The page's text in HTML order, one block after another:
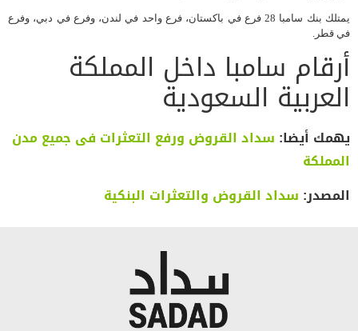
يمتلك بنك سامبا 28 فرع في باكستان، فرع واحد في لندن، وفرع في دبي، وفرع
في قطر.
أرقام سامبا داخل المملكة
العربية السعودية
يهمك أيضا: سداد القروض ورفع التعثرات فى جميع مدن
المملكة
المصدر: سداد القروض والتعثرات البنكية